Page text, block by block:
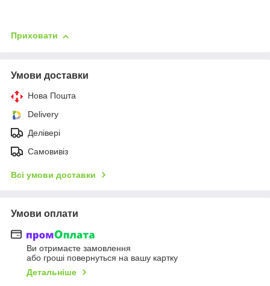
Приховати
Умови доставки
Нова Пошта
Delivery
Делівері
Самовивіз
Всі умови доставки
Умови оплати
Ви отримаєте замовлення
або гроші повернуться на вашу картку
Детальніше